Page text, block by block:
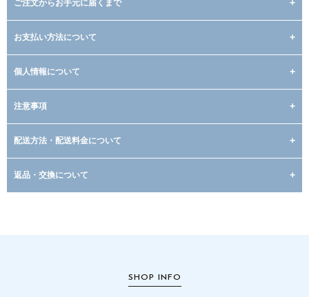
ご注文からお手元に届くまで
お支払い方法について
個人情報について
注意事項
配送方法・配送料金について
返品・交換について
SHOP INFO